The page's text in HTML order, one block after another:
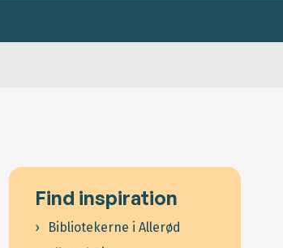
Find inspiration
Bibliotekerne i Allerød